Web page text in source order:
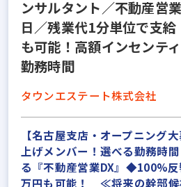
ンサルタント／不動産営
日／残業代1分単位で支
も可能！高額インセンテ
勤務時間
タウンエステート株式会社
【名古屋支店・オープニング
上げメンバー！選べる勤務時
る『不動産営業DX』◆100%
万円も可能！ ≪将来の幹部